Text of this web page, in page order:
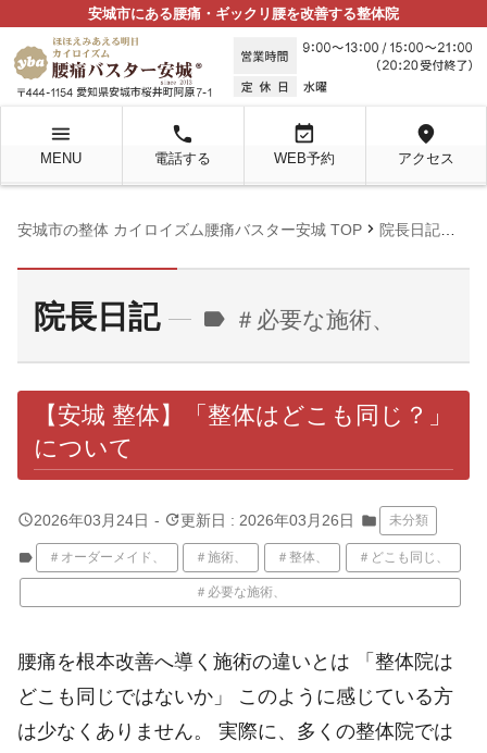
安城市にある腰痛・ギックリ腰を改善する整体院
menu
MENU
local_phone
電話する
event_available
WEB予約
location_on
アクセス
安城市の整体 カイロイズム腰痛バスター安城 TOP chevron_right 院長日記
院長日記 label ＃必要な施術、
【安城 整体】「整体はどこも同じ？」
について
query_builder2026年03月24日 - update更新日 : 2026年03月26日 folder 未分類
label ＃オーダーメイド、 ＃施術、 ＃整体、 ＃どこも同じ、
＃必要な施術、
腰痛を根本改善へ導く施術の違いとは 「整体院は
どこも同じではないか」 このように感じている方
は少なくありません。 実際に、多くの整体院では